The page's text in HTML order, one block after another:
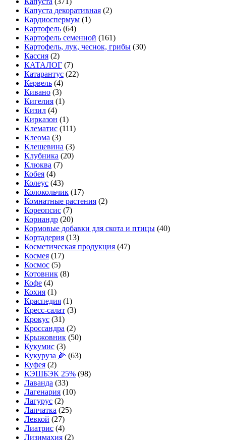
Капуста декоративная (2)
Кардиоспермум (1)
Картофель (64)
Картофель семенной (161)
Картофель, лук, чеснок, грибы (30)
Кассия (2)
КАТАЛОГ (7)
Катарантус (22)
Кервель (4)
Кивано (3)
Кигелия (1)
Кизил (4)
Кирказон (1)
Клематис (111)
Клеома (3)
Клещевина (3)
Клубника (20)
Клюква (7)
Кобея (4)
Колеус (43)
Колокольчик (17)
Комнатные растения (2)
Кореопсис (7)
Кориандр (20)
Кормовые добавки для скота и птицы (40)
Кортадерия (13)
Косметическая продукция (47)
Космея (17)
Космос (5)
Котовник (8)
Кофе (4)
Кохия (1)
Краспедия (1)
Кресс-салат (3)
Крокус (31)
Кроссандра (2)
Крыжовник (50)
Кукумис (3)
Кукуруза 🌽 (63)
Куфея (2)
КЭШБЭК 25% (98)
Лаванда (33)
Лагенария (10)
Лагурус (2)
Лапчатка (25)
Левкой (27)
Лиатрис (4)
Лизимахия (2)